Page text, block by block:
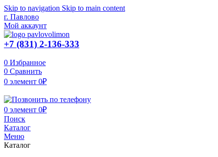
Skip to navigation Skip to main content
г. Павлово
Мой аккаунт
+7 (831) 2-136-333
0 Избранное
0 Сравнить
0 элемент 0₽
0 элемент 0₽
Поиск
Каталог
Меню
Каталог